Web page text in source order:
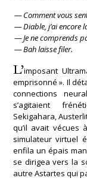
—Comment vous
—Diable, j’ai encore
—Je ne comprends
—Bah laisse filer.
L’imposant
emprisonné ». Il
connections
s’agitaient
Sekigahara,
qu’il avait vécues
simulateur virtuel
enfila un épais
se dirigea vers la
autre Astartes qui